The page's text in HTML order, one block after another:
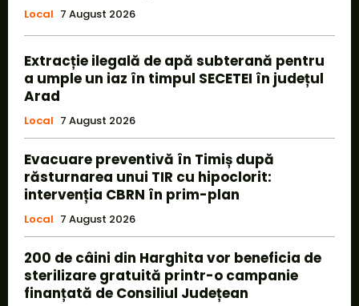
Local 7 August 2026
Extracție ilegală de apă subterană pentru
a umple un iaz în timpul SECETEI în județul
Arad
Local 7 August 2026
Evacuare preventivă în Timiș după
răsturnarea unui TIR cu hipoclorit:
intervenția CBRN în prim-plan
Local 7 August 2026
200 de câini din Harghita vor beneficia de
sterilizare gratuită printr-o campanie
finanțată de Consiliul Județean